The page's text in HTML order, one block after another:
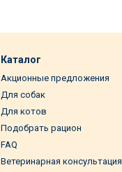
Каталог
Акционные предложения
Для собак
Для котов
Подобрать рацион
FAQ
Ветеринарная консультация